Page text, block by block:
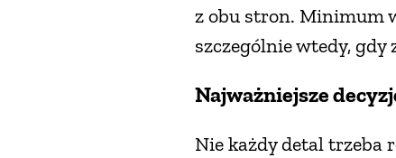
z obu stron. Minimum
szczególnie wtedy,
Najważniejsze
Nie każdy detal trzeba